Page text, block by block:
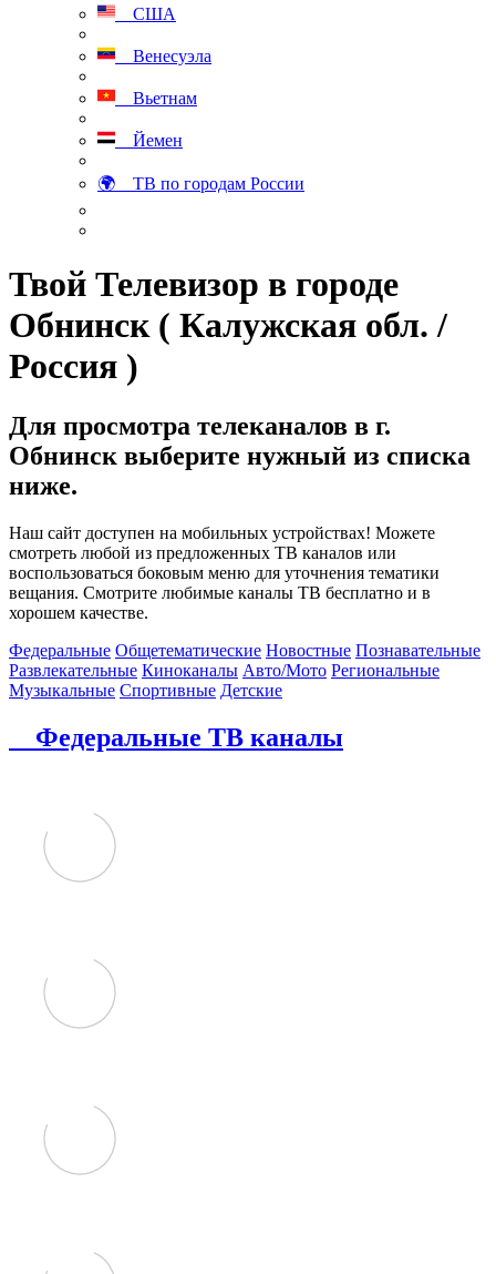
США
Венесуэла
Вьетнам
Йемен
🌍 ТВ по городам России
Твой Телевизор в городе
Обнинск ( Калужская обл. /
Россия )
Для просмотра телеканалов в г.
Обнинск выберите нужный из списка
ниже.
Наш сайт доступен на мобильных устройствах! Можете
смотреть любой из предложенных ТВ каналов или
воспользоваться боковым меню для уточнения тематики
вещания. Смотрите любимые каналы ТВ бесплатно и в
хорошем качестве.
Федеральные Общетематические Новостные Познавательные
Развлекательные Киноканалы Авто/Мото Региональные
Музыкальные Спортивные Детские
Федеральные ТВ каналы